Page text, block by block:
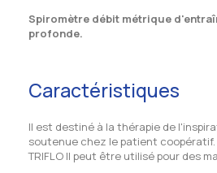
Spiromètre débit métrique
profonde.
Caractéristiques
Il est destiné à la thérapie de
soutenue chez le patient coopératif.
TRIFLO II peut être utilisé pour des